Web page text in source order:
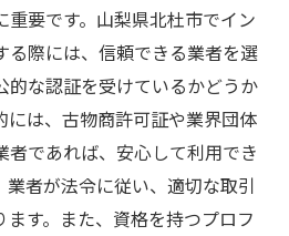
重要です。山梨県北杜市でイン
る際には、信頼できる業者を選
的な認証を受けているかどうか
には、古物商許可証や業界団体
者であれば、安心して利用でき
業者が法令に従い、適切な取引
す。また、資格を持つプロフ